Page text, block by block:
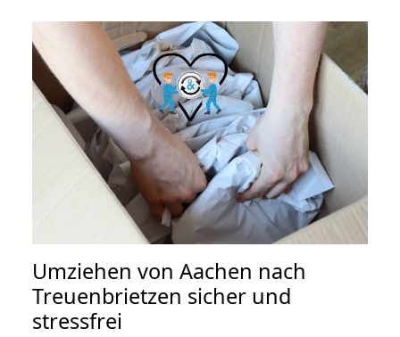
Umziehen von Aachen nach
Treuenbrietzen sicher und
stressfrei